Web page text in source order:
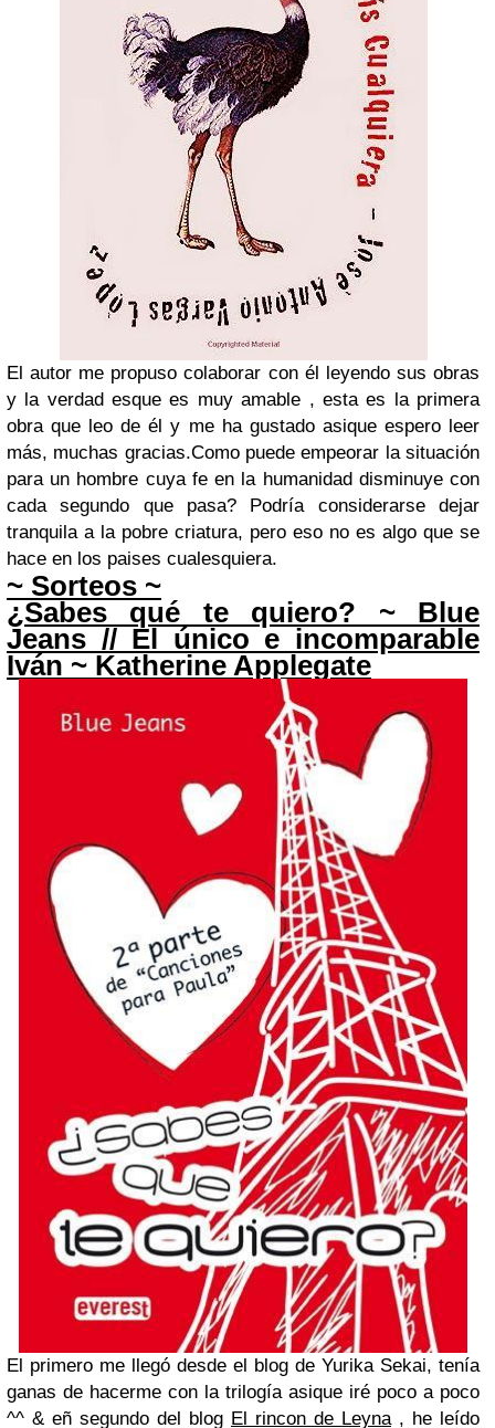
El autor me propuso colaborar con él leyendo sus obras
y la verdad esque es muy amable , esta es la primera
obra que leo de él y me ha gustado asique espero leer
más, muchas gracias.Como puede empeorar la situación
para un hombre cuya fe en la humanidad disminuye con
cada segundo que pasa? Podría considerarse dejar
tranquila a la pobre criatura, pero eso no es algo que se
hace en los paises cualesquiera.
~ Sorteos ~
¿Sabes qué te quiero? ~ Blue
Jeans // El único e incomparable
Iván ~ Katherine Applegate
El primero me llegó desde el blog de Yurika Sekai, tenía
ganas de hacerme con la trilogía asique iré poco a poco
^^ & eñ segundo del blog El rincon de Leyna, he leído